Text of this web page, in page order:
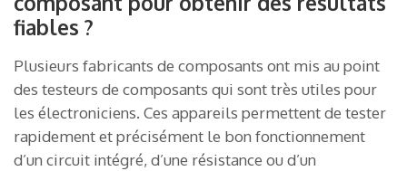
fiables ?
Plusieurs fabricants de composants ont mis au point
des testeurs de composants qui sont très utiles pour
les électroniciens. Ces appareils permettent de tester
rapidement et précisément le bon fonctionnement
d’un circuit intégré, d’une résistance ou d’un